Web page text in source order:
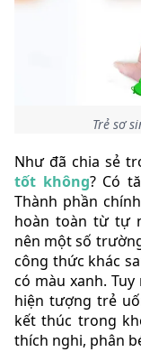
Trẻ sơ
Như đã chia sẻ
tốt không? Có
Thành phần
hoàn toàn từ tự
nên một số
công thức khác
có màu xanh.
hiện tượng trẻ
kết thúc trong
thích nghi, phân